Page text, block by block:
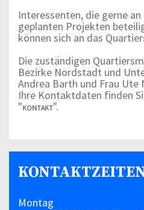
Interessenten, die gerne
geplanten Projekten
können sich an das
Die zuständigen
Bezirke Nordstadt und
Andrea Barth und Frau Ute
Ihre Kontaktdaten finden
"KONTAKT".
Montag